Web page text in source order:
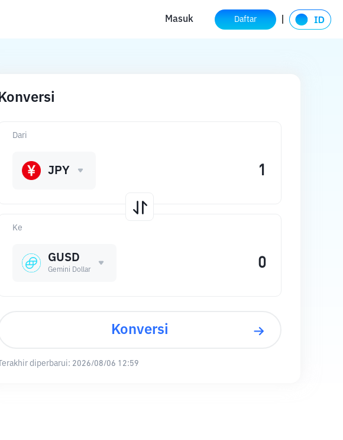
Masuk Daftar
Konversi
Ke
GUSD
Gemini Dollar
Dari
JPY
Konversi
Terakhir diperbarui: 2026/08/06 12:59